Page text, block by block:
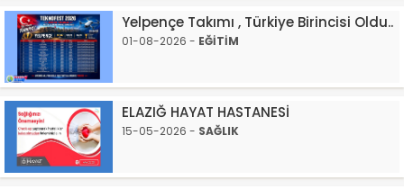
Yelpençe Takımı , Türkiye Birincisi Oldu..
01-08-2026 - EĞİTİM
ELAZIĞ HAYAT HASTANESİ
15-05-2026 - SAĞLIK